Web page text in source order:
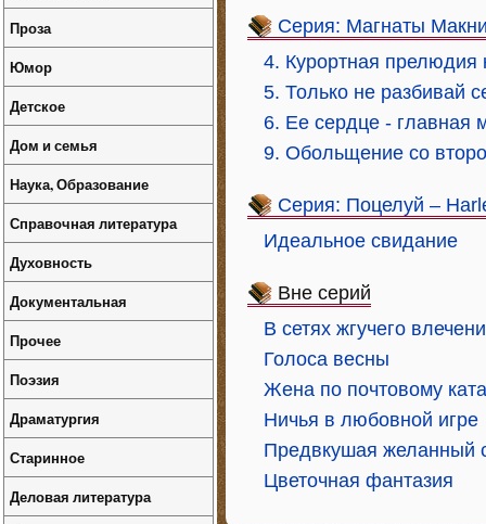
Серия: Магнаты
4. Курортная прелюдия
5. Только не разбивай
6. Ее сердце - главная
9. Обольщение со
Серия: Поцелуй –
Идеальное свидание
Вне серий
В сетях жгучего
Голоса весны
Жена по почтовому
Ничья в любовной игре
Предвкушая желанный
Цветочная фантазия
Проза
Юмор
Детское
Дом и семья
Наука, Образование
Справочная литература
Духовность
Документальная
Прочее
Поэзия
Драматургия
Старинное
Деловая литература